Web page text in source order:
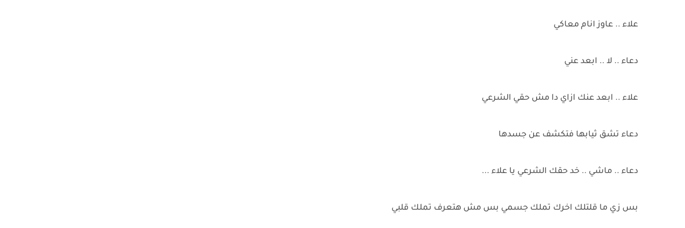
علاء .. عاوز انام معاكي
دعاء .. لا .. ابعد عني
علاء .. ابعد عنك ازاي دا مش حقي الشرعي
دعاء تشق ثيابها فتكشف عن جسدها
دعاء .. ماشي .. خد حقك الشرعي يا علاء ...
بس زي ما قلتلك اخرك تملك جسمي بس مش هتعرف تملك قلبي